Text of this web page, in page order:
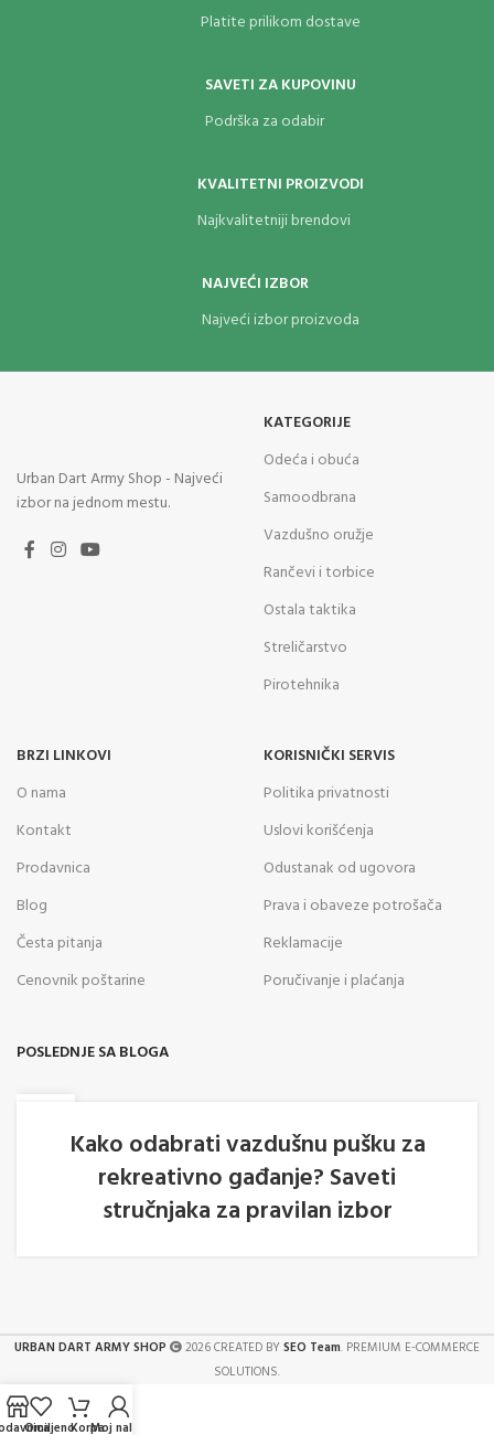
Platite prilikom dostave
SAVETI ZA KUPOVINU
Podrška za odabir
KVALITETNI PROIZVODI
Najkvalitetniji brendovi
NAJVEĆI IZBOR
Najveći izbor proizvoda
Urban Dart Army Shop - Najveći
izbor na jednom mestu.
KATEGORIJE
Odeća i obuća
Samoodbrana
Vazdušno oružje
Rančevi i torbice
Ostala taktika
Streličarstvo
Pirotehnika
BRZI LINKOVI
O nama
Kontakt
Prodavnica
Blog
Česta pitanja
Cenovnik poštarine
KORISNIČKI SERVIS
Politika privatnosti
Uslovi korišćenja
Odustanak od ugovora
Prava i obaveze potrošača
Reklamacije
Poručivanje i plaćanja
POSLEDNJE SA BLOGA
Kako odabrati vazdušnu pušku za
rekreativno gađanje? Saveti
stručnjaka za pravilan izbor
URBAN DART ARMY SHOP 2026 CREATED BYSEO Team. PREMIUM E-COMMERCE
SOLUTIONS.
OmiljenoKorpaMoj nalog